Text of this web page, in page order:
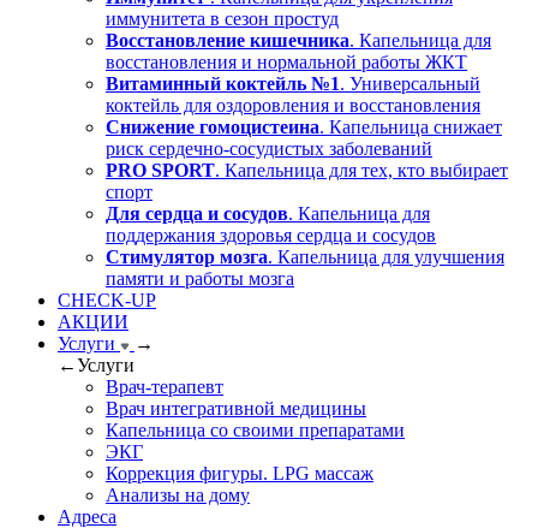
иммунитета в сезон простуд
Восстановление кишечника. Капельница для
восстановления и нормальной работы ЖКТ
Витаминный коктейль №1. Универсальный
коктейль для оздоровления и восстановления
Снижение гомоцистеина. Капельница снижает
риск сердечно-сосудистых заболеваний
PRO SPORT. Капельница для тех, кто выбирает
спорт
Для сердца и сосудов. Капельница для
поддержания здоровья сердца и сосудов
Стимулятор мозга. Капельница для улучшения
памяти и работы мозга
CHECK-UP
АКЦИИ
Услуги
→
←Услуги
Врач-терапевт
Врач интегративной медицины
Капельница со своими препаратами
ЭКГ
Коррекция фигуры. LPG массаж
Анализы на дому
Адреса